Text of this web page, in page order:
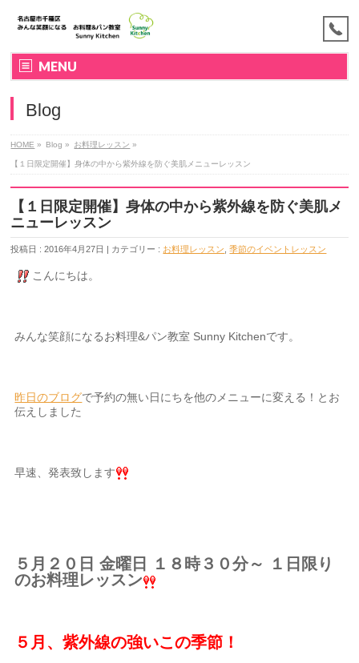
MENU
Blog
HOME » Blog » お料理レッスン »
【１日限定開催】身体の中から紫外線を防ぐ美肌メニューレッスン
【１日限定開催】身体の中から紫外線を防ぐ美肌メ
ニューレッスン
投稿日 : 2016年4月27日 | カテゴリー : お料理レッスン ,季節のイベントレッスン
こんにちは。
みんな笑顔になるお料理&パン教室 Sunny Kitchenです。
昨日のブログで予約の無い日にちを他のメニューに変える！とお
伝えしました
早速、発表致します
５月２０日 金曜日 １８時３０分～ １日限り
のお料理レッスン
５月、紫外線の強いこの季節！